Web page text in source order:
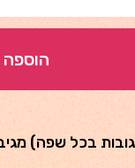
בכל שפה)